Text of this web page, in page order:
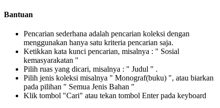
Bantuan
Pencarian sederhana adalah pencarian koleksi dengan
menggunakan hanya satu kriteria pencarian saja.
Ketikkan kata kunci pencarian, misalnya : " Sosial
kemasyarakatan "
Pilih ruas yang dicari, misalnya : " Judul " .
Pilih jenis koleksi misalnya " Monograf(buku) ", atau biarkan
pada pilihan " Semua Jenis Bahan "
Klik tombol "Cari" atau tekan tombol Enter pada keyboard